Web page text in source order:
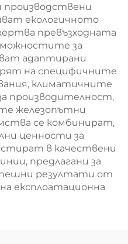
екологичното
превъзходната
за
адаптирани
на специфичните
климатичните
производителност,
железопътни
се комбинират,
ценности за
в качествени
предлагани за
резултати от
експлоатационна